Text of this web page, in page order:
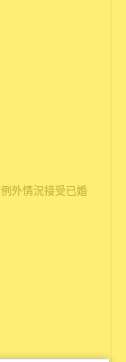
外情況接受已婚